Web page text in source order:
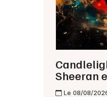
Sheeran
Le 08/08/